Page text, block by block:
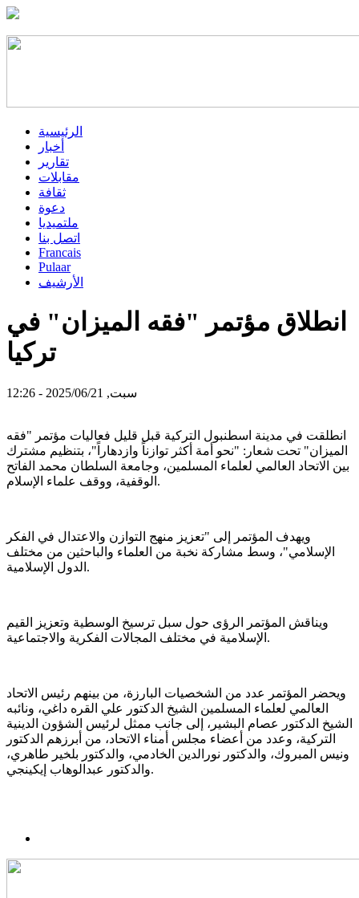
الرئيسية
أخبار
تقارير
مقابلات
ثقافة
دعوة
ملتميديا
اتصل بنا
Francais
Pulaar
الأرشيف
انطلاق مؤتمر "فقه الميزان" في
تركيا
سبت, 2025/06/21 - 12:26
انطلقت في مدينة اسطنبول التركية قبل قليل فعاليات مؤتمر "فقه
الميزان" تحت شعار: "نحو أمة أكثر توازناً وازدهاراً"، بتنظيم مشترك
بين الاتحاد العالمي لعلماء المسلمين، وجامعة السلطان محمد الفاتح
الوقفية، ووقف علماء الإسلام.
ويهدف المؤتمر إلى "تعزيز منهج التوازن والاعتدال في الفكر
الإسلامي"، وسط مشاركة نخبة من العلماء والباحثين من مختلف
الدول الإسلامية.
ويناقش المؤتمر الرؤى حول سبل ترسيخ الوسطية وتعزيز القيم
الإسلامية في مختلف المجالات الفكرية والاجتماعية.
ويحضر المؤتمر عدد من الشخصيات البارزة، من بينهم رئيس الاتحاد
العالمي لعلماء المسلمين الشيخ الدكتور علي القره داغي، ونائبه
الشيخ الدكتور عصام البشير، إلى جانب ممثل لرئيس الشؤون الدينية
التركية، وعدد من أعضاء مجلس أمناء الاتحاد، من أبرزهم الدكتور
ونيس المبروك، والدكتور نورالدين الخادمي، والدكتور بلخير طاهري،
والدكتور عبدالوهاب إيكينجي.